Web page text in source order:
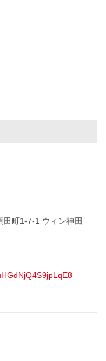
町1-7-1 ウィン神田